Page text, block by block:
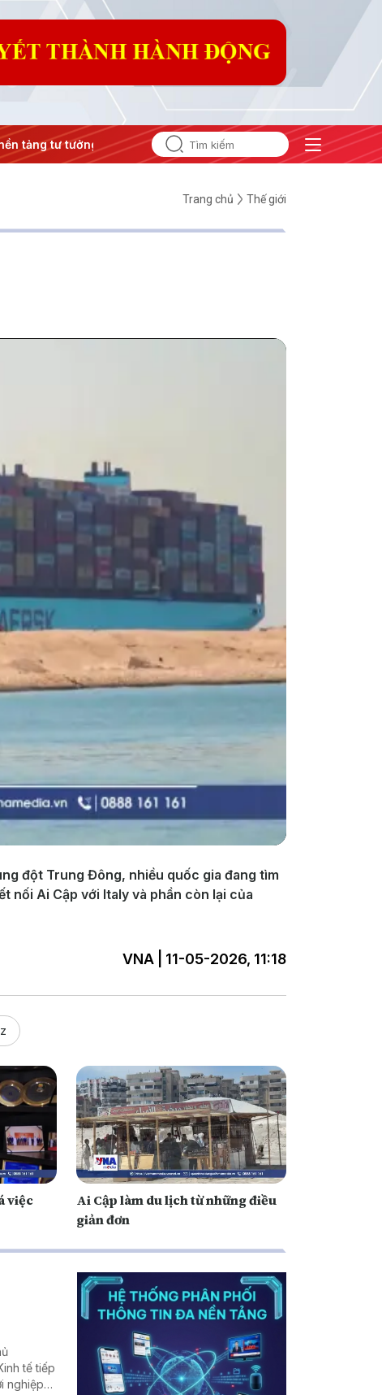
tư tưởng của Đảng #Hội nghị Trung ương 3
Trang chủ Thế giới
đột Trung Đông, nhiều quốc gia đang tìm
nối Ai Cập với Italy và phần còn lại của
VNA | 11-05-2026, 11:18
việc
Ai Cập làm du lịch từ những điều
giản đơn
tế tiếp
nghiệp